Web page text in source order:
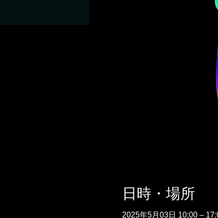
日時・場所
2025年5月03日 10:00 –